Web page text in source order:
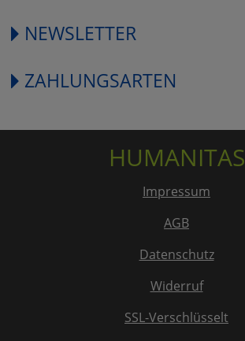
NEWSLETTER
ZAHLUNGSARTEN
HUMANITAS
Impressum
AGB
Datenschutz
Widerruf
SSL-Verschlüsselt